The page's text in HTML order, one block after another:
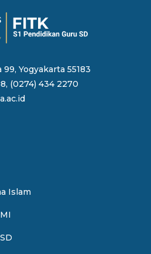
Yogyakarta 55183
(0274) 434 2270
Islam